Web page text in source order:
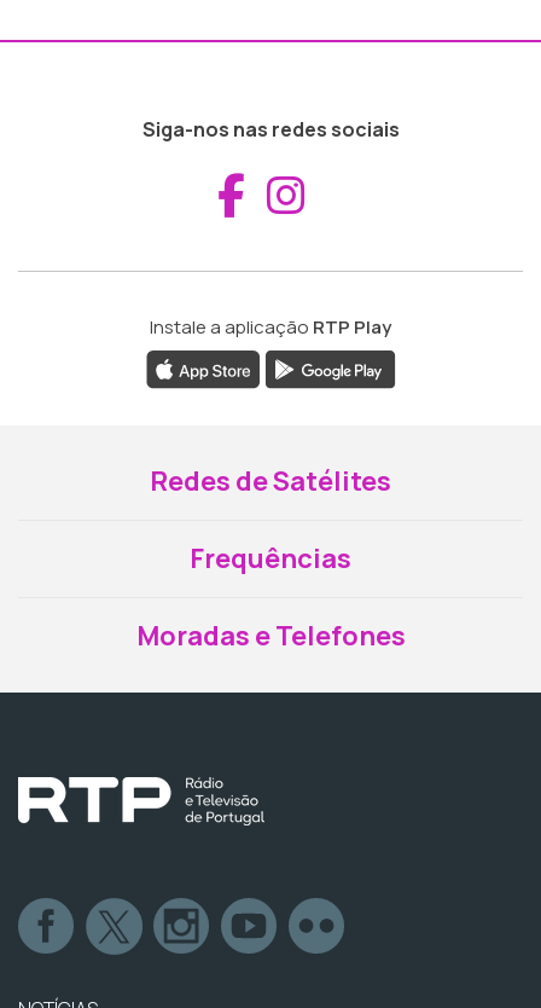
Siga-nos nas redes sociais
Aceder ao
Instale a aplicação RTP Play
Redes de Satélites
Frequências
Moradas e Telefones